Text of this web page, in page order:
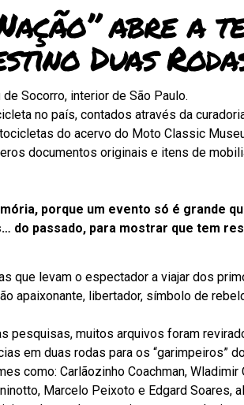
abre a
Duas
Socorro, interior de São Paulo.
no país, contados através da
do acervo do Moto Classic
documentos originais e itens de
porque um evento só é grande
do passado, para mostrar que tem
que levam o espectador a viajar dos
apaixonante, libertador, símbolo de
pesquisas, muitos arquivos foram
em duas rodas para os “garimpeiros”
como: Carlãozinho Coachman, Wladimir
Marcelo Peixoto e Edgard Soares,